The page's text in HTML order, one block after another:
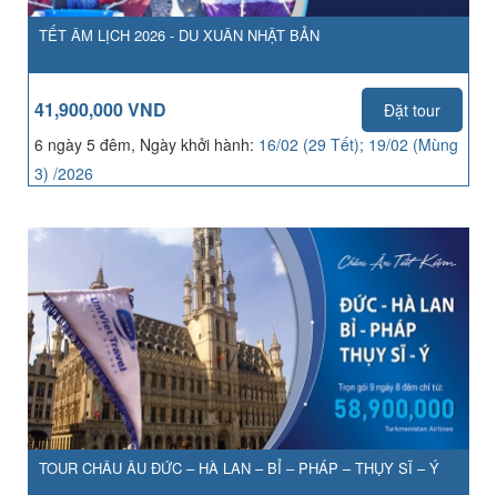
TẾT ÂM LỊCH 2026 - DU XUÂN NHẬT BẢN
41,900,000 VND
Đặt tour
6 ngày 5 đêm, Ngày khởi hành: 16/02 (29 Tết); 19/02 (Mùng
3) /2026
TOUR CHÂU ÂU ĐỨC – HÀ LAN – BỈ – PHÁP – THỤY SĨ – Ý